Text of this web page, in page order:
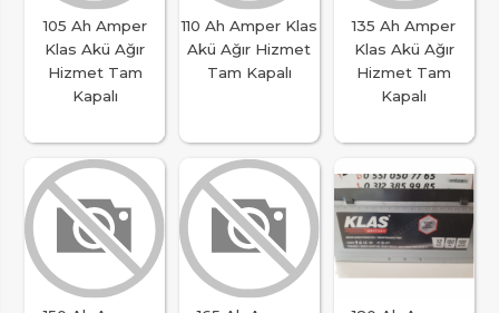
105 Ah Amper
Klas Akü Ağır
Hizmet Tam
Kapalı
110 Ah Amper Klas
Akü Ağır Hizmet
Tam Kapalı
135 Ah Amper
Klas Akü Ağır
Hizmet Tam
Kapalı